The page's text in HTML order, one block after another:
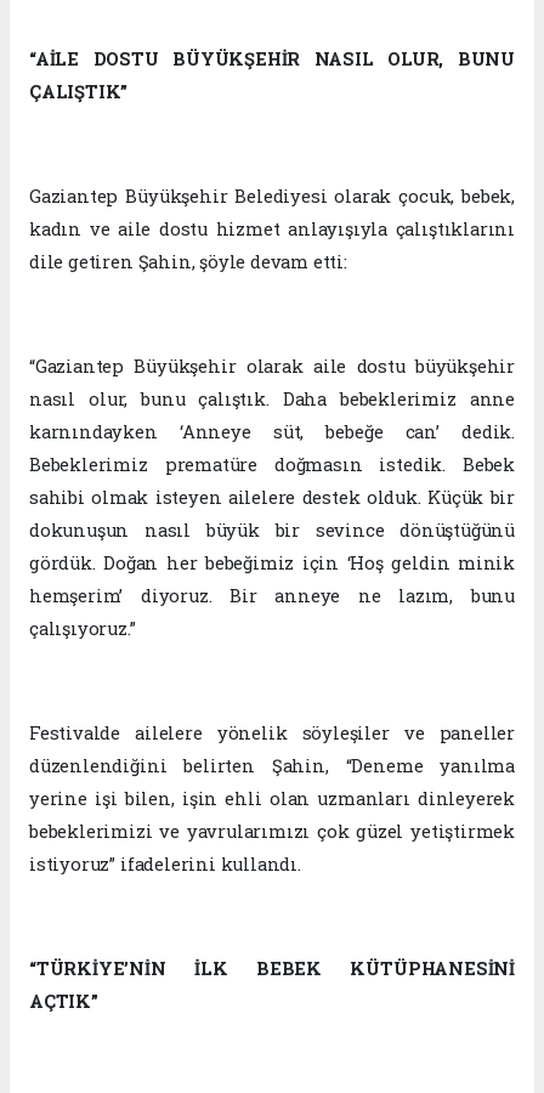
“AİLE DOSTU BÜYÜKŞEHİR NASIL OLUR, BUNU
ÇALIŞTIK”
Gaziantep Büyükşehir Belediyesi olarak çocuk, bebek,
kadın ve aile dostu hizmet anlayışıyla çalıştıklarını
dile getiren Şahin, şöyle devam etti:
“Gaziantep Büyükşehir olarak aile dostu büyükşehir
nasıl olur, bunu çalıştık. Daha bebeklerimiz anne
karnındayken ‘Anneye süt, bebeğe can’ dedik.
Bebeklerimiz prematüre doğmasın istedik. Bebek
sahibi olmak isteyen ailelere destek olduk. Küçük bir
dokunuşun nasıl büyük bir sevince dönüştüğünü
gördük. Doğan her bebeğimiz için ‘Hoş geldin minik
hemşerim’ diyoruz. Bir anneye ne lazım, bunu
çalışıyoruz.”
Festivalde ailelere yönelik söyleşiler ve paneller
düzenlendiğini belirten Şahin, “Deneme yanılma
yerine işi bilen, işin ehli olan uzmanları dinleyerek
bebeklerimizi ve yavrularımızı çok güzel yetiştirmek
istiyoruz” ifadelerini kullandı.
“TÜRKİYE’NİN İLK BEBEK KÜTÜPHANESİNİ
AÇTIK”